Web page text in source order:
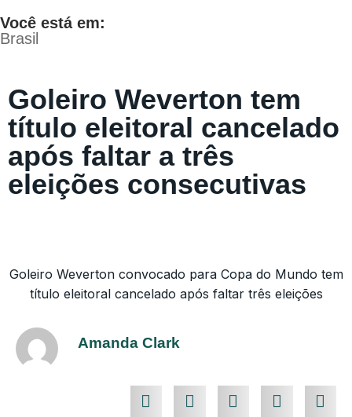
Você está em:
Brasil
Goleiro Weverton tem
título eleitoral cancelado
após faltar a três
eleições consecutivas
Goleiro Weverton convocado para Copa do Mundo tem
título eleitoral cancelado após faltar três eleições
Amanda Clark